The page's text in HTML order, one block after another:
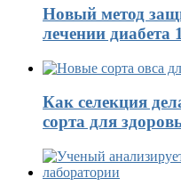
Новый метод
лечении диабета
Как селекция
сорта для